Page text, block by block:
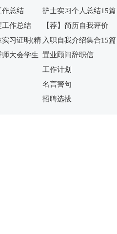
祝福语65句
作总结
护士实习个人总结15篇
工作总结
【荐】简历自我评价
实习证明(精 入职自我介绍集合15篇
大会学生 置业顾问辞职信
工作计划
名言警句
招聘选拔